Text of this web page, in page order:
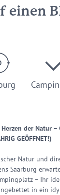
einen
der Natur –
GEÖFFNET!)
Natur und
Saarburg
– Ihr
in ein